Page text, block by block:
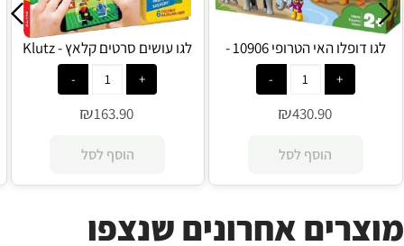
לגו עושים סרטים קלאץ - Klutz
₪163.90
הוסף לסל
לגו דופלו האי הטרופי 10906 -
₪430.90
הוסף לסל
מוצרים אחרונים שנצפו